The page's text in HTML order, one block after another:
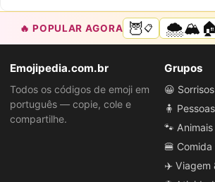
🔥 POPULAR AGORA 🦉📋
Emojipedia.com.br
Todos os códigos de emoji em
português — copie, cole e
compartilhe.
Grupos
😀
🧍
🐾
🍔
✈️ Viagem